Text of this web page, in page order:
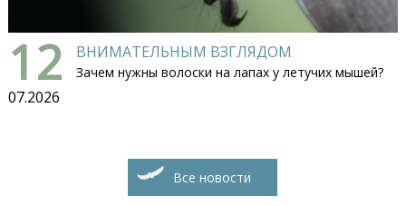
12
07.2026
ВНИМАТЕЛЬНЫМ ВЗГЛЯДОМ
Зачем нужны волоски на лапах у летучих мышей?
Все новости